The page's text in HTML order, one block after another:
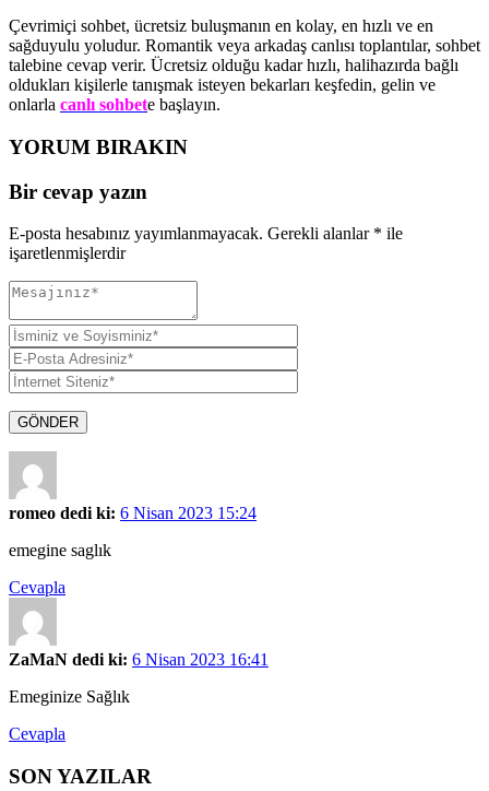
Çevrimiçi sohbet, ücretsiz buluşmanın en kolay, en hızlı ve en
sağduyulu yoludur. Romantik veya arkadaş canlısı toplantılar, sohbet
talebine cevap verir. Ücretsiz olduğu kadar hızlı, halihazırda bağlı
oldukları kişilerle tanışmak isteyen bekarları keşfedin, gelin ve
onlarla canlı sohbete başlayın.
YORUM BIRAKIN
Bir cevap yazın
E-posta hesabınız yayımlanmayacak. Gerekli alanlar * ile
işaretlenmişlerdir
GÖNDER
romeo dedi ki: 6 Nisan 2023 15:24
emegine saglık
Cevapla
ZaMaN dedi ki: 6 Nisan 2023 16:41
Emeginize Sağlık
Cevapla
SON YAZILAR